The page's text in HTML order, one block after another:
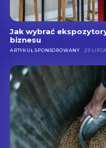
Jak wybrać
biznesu
ARTYKUŁ SPONSOROWANY 29